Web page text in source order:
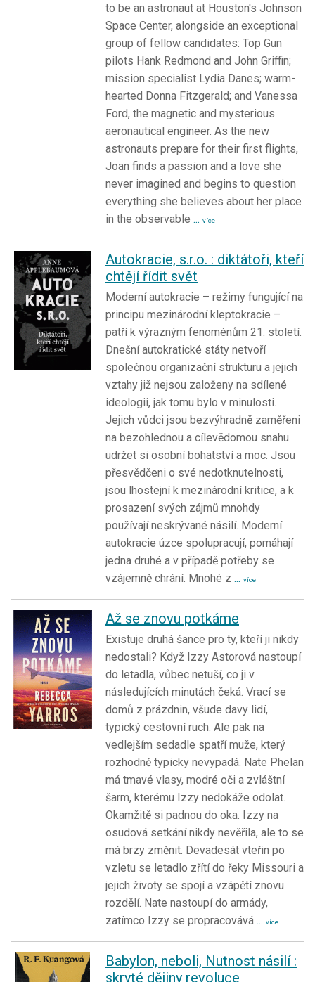
to be an astronaut at Houston's Johnson
Space Center, alongside an exceptional
group of fellow candidates: Top Gun
pilots Hank Redmond and John Griffin;
mission specialist Lydia Danes; warm-
hearted Donna Fitzgerald; and Vanessa
Ford, the magnetic and mysterious
aeronautical engineer. As the new
astronauts prepare for their first flights,
Joan finds a passion and a love she
never imagined and begins to question
everything she believes about her place
in the observable ... více
Autokracie, s.r.o. : diktátoři, kteří
chtějí řídit svět
Moderní autokracie – režimy fungující na
principu mezinárodní kleptokracie –
patří k výrazným fenoménům 21. století.
Dnešní autokratické státy netvoří
společnou organizační strukturu a jejich
vztahy již nejsou založeny na sdílené
ideologii, jak tomu bylo v minulosti.
Jejich vůdci jsou bezvýhradně zaměřeni
na bezohlednou a cílevědomou snahu
udržet si osobní bohatství a moc. Jsou
přesvědčeni o své nedotknutelnosti,
jsou lhostejní k mezinárodní kritice, a k
prosazení svých zájmů mnohdy
používají neskrývané násilí. Moderní
autokracie úzce spolupracují, pomáhají
jedna druhé a v případě potřeby se
vzájemně chrání. Mnohé z ... více
Až se znovu potkáme
Existuje druhá šance pro ty, kteří ji nikdy
nedostali? Když Izzy Astorová nastoupí
do letadla, vůbec netuší, co ji v
následujících minutách čeká. Vrací se
domů z prázdnin, všude davy lidí,
typický cestovní ruch. Ale pak na
vedlejším sedadle spatří muže, který
rozhodně typicky nevypadá. Nate Phelan
má tmavé vlasy, modré oči a zvláštní
šarm, kterému Izzy nedokáže odolat.
Okamžitě si padnou do oka. Izzy na
osudová setkání nikdy nevěřila, ale to se
má brzy změnit. Devadesát vteřin po
vzletu se letadlo zřítí do řeky Missouri a
jejich životy se spojí a vzápětí znovu
rozdělí. Nate nastoupí do armády,
zatímco Izzy se propracovává ... více
Babylon, neboli, Nutnost násilí :
skryté dějiny revoluce